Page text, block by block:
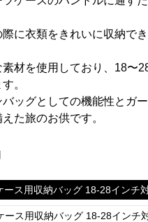
に衣類をきれいに収納で
材を使用しており、18〜
。
ッグとしての機能性とガ
た旅のお供です。
ース用収納バッグ 18-28インチ
ース用収納バッグ 18-28インチ